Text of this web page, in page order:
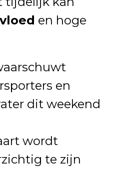
en hoge
en
dit weekend
wordt
te zijn